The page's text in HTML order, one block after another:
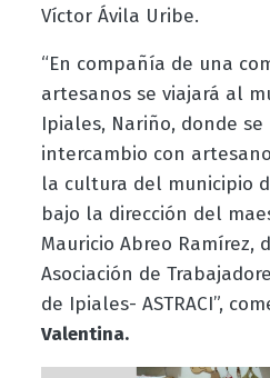
Víctor Ávila Uribe.
“En compañía de una
artesanos se viajará al
Ipiales, Nariño, donde
intercambio con
la cultura del municipio
bajo la dirección del
Mauricio Abreo Ramírez,
Asociación de
de Ipiales- ASTRACI”,
Valentina.